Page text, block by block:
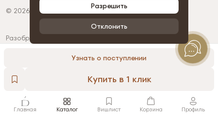
Узнать о поступлении
Купить в 1 клик
Главная Каталог Вишлист Корзина Профиль
Разрешить
Отклонить
© 2026 Duman
Политика конфиденциальности
Пользовательское соглашение
Разобрано и собрано вместе
с Дмитрием Рогалёвым